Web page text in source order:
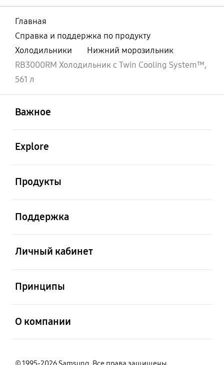
Главная
Справка и поддержка по продукту
Холодильники
Нижний морозильник
RB3000RM Холодильник с Twin Cooling System™,
561 л
Важное
Explore
Продукты
Поддержка
Личный кабинет
Принципы
О компании